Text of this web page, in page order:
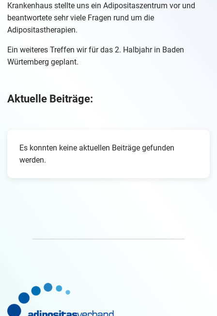
Krankenhaus stellte uns ein Adipositaszentrum vor und
beantwortete sehr viele Fragen rund um die
Adipositastherapien.
Ein weiteres Treffen wir für das 2. Halbjahr in Baden
Würtemberg geplant.
Aktuelle Beiträge:
Es konnten keine aktuellen Beiträge gefunden
werden.